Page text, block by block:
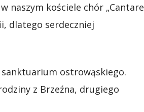
naszym kościele chór „Cantare
dlatego serdeczniej
ostrowąskiego.
z Brzeźna, drugiego